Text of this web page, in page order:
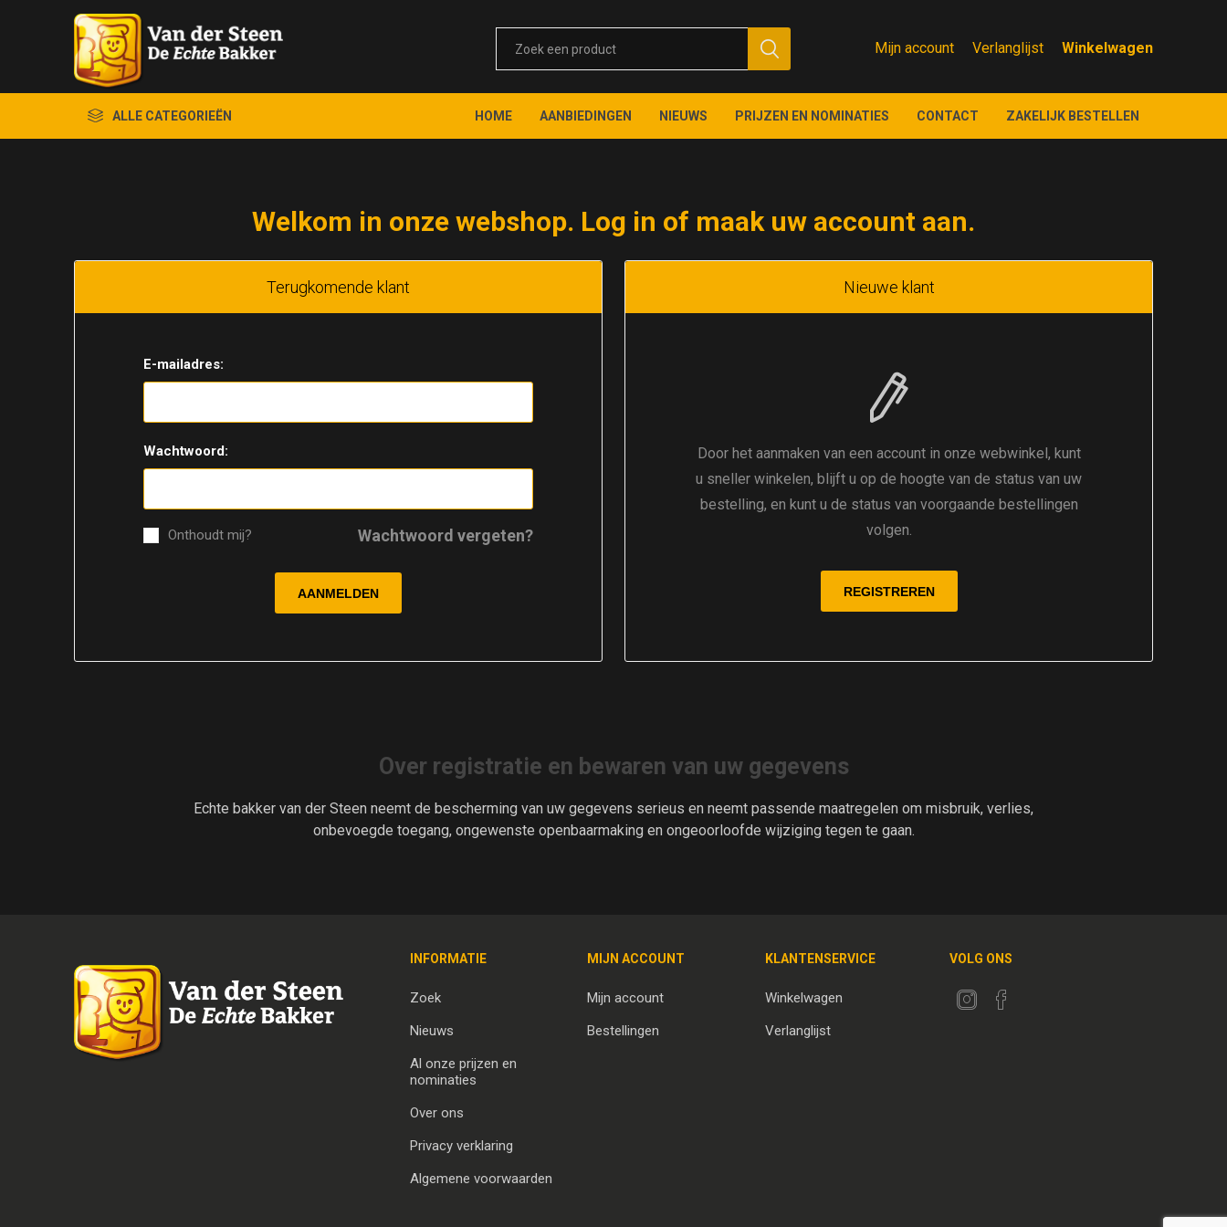
Mijn account Verlanglijst
ALLE CATEGORIEËN HOME AANBIEDINGEN NIEUWS PRIJZEN EN NOMINATIES CONTACT ZAKELIJK BESTELLEN
Welkom in onze webshop. Log in of maak uw account aan.
Nieuwe klant
Door het aanmaken van een account in onze webwinkel, kunt
u sneller winkelen, blijft u op de hoogte van de status van uw
bestelling, en kunt u de status van voorgaande bestellingen
volgen.
Terugkomende klant
E-mailadres:
Wachtwoord:
Wachtwoord vergeten?
Onthoudt mij?
Over registratie en bewaren van uw gegevens
Echte bakker van der Steen neemt de bescherming van uw gegevens serieus en neemt passende maatregelen om misbruik, verlies,
onbevoegde toegang, ongewenste openbaarmaking en ongeoorloofde wijziging tegen te gaan.
INFORMATIE
Zoek
Nieuws
Al onze prijzen en
nominaties
Over ons
Privacy verklaring
Algemene voorwaarden
MIJN ACCOUNT
Mijn account
Bestellingen
KLANTENSERVICE
Winkelwagen
Verlanglijst
VOLG ONS